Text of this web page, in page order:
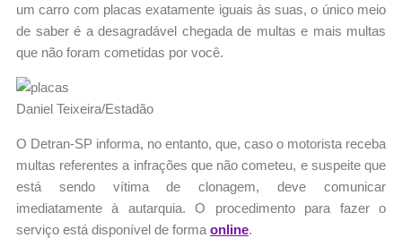
um carro com placas exatamente iguais às suas, o único meio
de saber é a desagradável chegada de multas e mais multas
que não foram cometidas por você.
Daniel Teixeira/Estadão
O Detran-SP informa, no entanto, que, caso o motorista receba
multas referentes a infrações que não cometeu, e suspeite que
está sendo vítima de clonagem, deve comunicar
imediatamente à autarquia. O procedimento para fazer o
serviço está disponível de forma online.